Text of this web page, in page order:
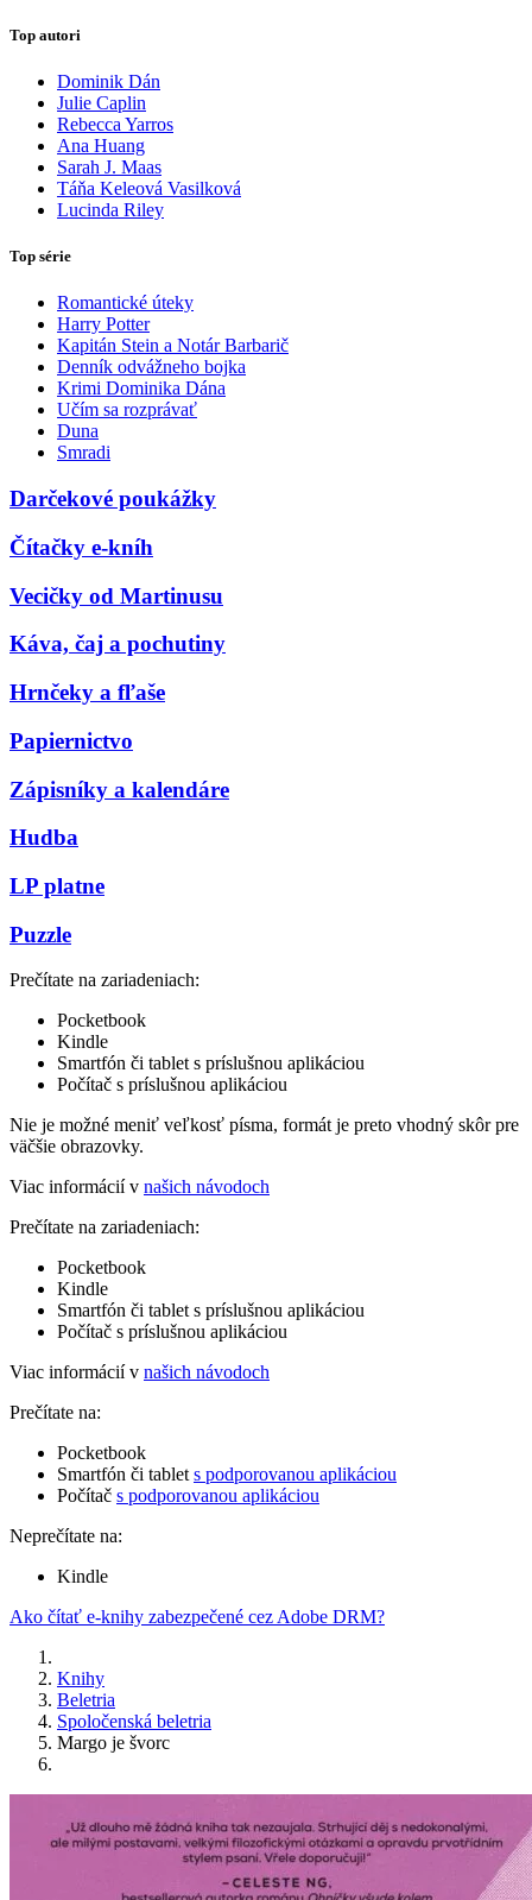
Top autori
Dominik Dán
Julie Caplin
Rebecca Yarros
Ana Huang
Sarah J. Maas
Táňa Keleová Vasilková
Lucinda Riley
Top série
Romantické úteky
Harry Potter
Kapitán Stein a Notár Barbarič
Denník odvážneho bojka
Krimi Dominika Dána
Učím sa rozprávať
Duna
Smradi
Darčekové poukážky
Čítačky e-kníh
Vecičky od Martinusu
Káva, čaj a pochutiny
Hrnčeky a fľaše
Papiernictvo
Zápisníky a kalendáre
Hudba
LP platne
Puzzle
Prečítate na zariadeniach:
Pocketbook
Kindle
Smartfón či tablet s príslušnou aplikáciou
Počítač s príslušnou aplikáciou
Nie je možné meniť veľkosť písma, formát je preto vhodný skôr pre
väčšie obrazovky.
Viac informácií v našich návodoch
Prečítate na zariadeniach:
Pocketbook
Kindle
Smartfón či tablet s príslušnou aplikáciou
Počítač s príslušnou aplikáciou
Viac informácií v našich návodoch
Prečítate na:
Pocketbook
Smartfón či tablet s podporovanou aplikáciou
Počítač s podporovanou aplikáciou
Neprečítate na:
Kindle
Ako čítať e-knihy zabezpečené cez Adobe DRM?
Knihy
Beletria
Spoločenská beletria
Margo je švorc